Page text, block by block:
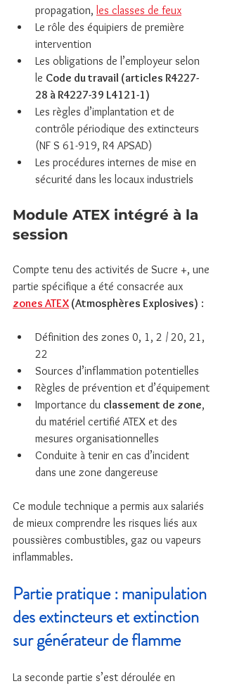
propagation, les classes de feux
Le rôle des équipiers de première
intervention
Les obligations de l’employeur selon
le Code du travail (articles R4227-
28 à R4227-39 L4121-1)
Les règles d’implantation et de
contrôle périodique des extincteurs
(NF S 61-919, R4 APSAD)
Les procédures internes de mise en
sécurité dans les locaux industriels
Module ATEX intégré à la
session
Compte tenu des activités de Sucre +, une
partie spécifique a été consacrée aux
zones ATEX (Atmosphères Explosives) :
Définition des zones 0, 1, 2 / 20, 21,
22
Sources d’inflammation potentielles
Règles de prévention et d’équipement
Importance du classement de zone,
du matériel certifié ATEX et des
mesures organisationnelles
Conduite à tenir en cas d’incident
dans une zone dangereuse
Ce module technique a permis aux salariés
de mieux comprendre les risques liés aux
poussières combustibles, gaz ou vapeurs
inflammables.
Partie pratique : manipulation
des extincteurs et extinction
sur générateur de flamme
La seconde partie s’est déroulée en